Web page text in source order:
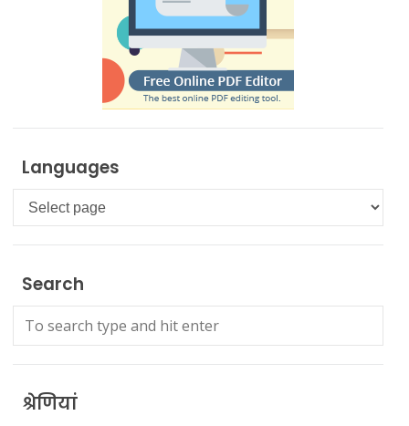
Languages
Languages
Search
श्रेणियां